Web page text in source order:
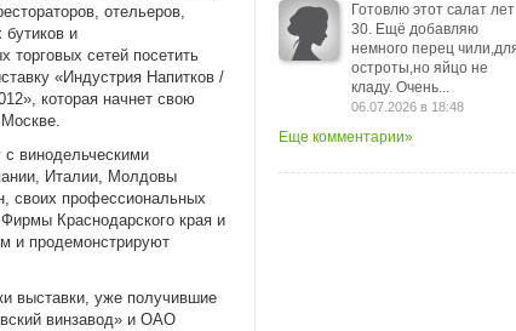
отельеров,
и
торговых сетей посетить
«Индустрия Напитков /
которая начнет свою
винодельческими
Италии, Молдовы
своих профессиональных
Краснодарского края и
и продемонстрируют
выставки, уже получившие
винзавод» и ОАО
Готовлю этот салат лет
30. Ещё добавляю
немного перец
остроты,но яйцо не
кладу. Очень...
06.07.2026 в 18:48
Еще комментарии»